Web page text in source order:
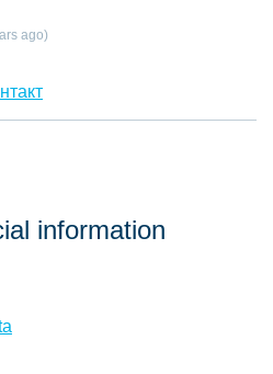
ago)
information